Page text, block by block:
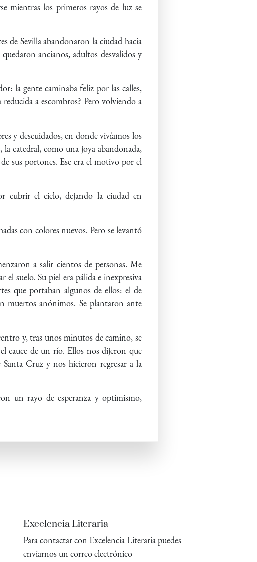
mientras los primeros rayos de luz se
de Sevilla abandonaron la ciudad hacia
ancianos, adultos desvalidos y
la gente caminaba feliz por las calles,
a escombros? Pero volviendo a
y descuidados, en donde vivíamos los
catedral, como una joya abandonada,
sus portones. Ese era el motivo por el
cubrir el cielo, dejando la ciudad en
con colores nuevos. Pero se levantó
a salir cientos de personas. Me
suelo. Su piel era pálida e inexpresiva
que portaban algunos de ellos: el de
muertos anónimos. Se plantaron ante
y, tras unos minutos de camino, se
cauce de un río. Ellos nos dijeron que
Cruz y nos hicieron regresar a la
un rayo de esperanza y optimismo,
Excelencia Literaria
Para contactar con Excelencia Literaria puedes
enviarnos un correo electrónico